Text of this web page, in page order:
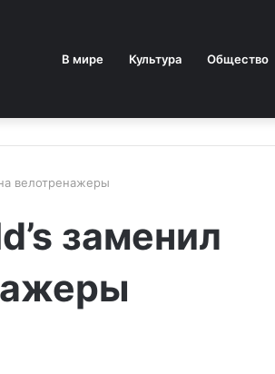
В мире Культура Общество
велотренажеры
заменил